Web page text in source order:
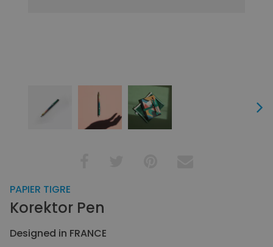
Next
PAPIER TIGRE
Korektor Pen
Designed in FRANCE